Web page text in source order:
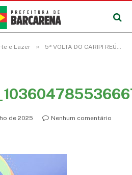
e Lazer » 5ª VOLTA DO CARIPI REÚNE 600 ATLETAS E MARCA ABERTURA DO VERÃO 2025 EM BARCARENA
de 2025
Nenhum comentário